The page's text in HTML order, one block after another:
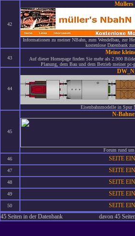
42
Müllers
Informationen zu meiner NBahn, zum Wendelbau, zur
kostenlose Datenbank
43
Meine
Auf dieser Homepage finden Sie mehr als 2.900
Planung, dem Bau und dem Betrieb meiner
44
Eisenbahnmodelle in Spur
45
N-
Forum rund
46
SEITE
47 SEITE
48 SEITE
49 SEITE
50
SEITE
45 Seiten in der Datenbank
davon 45